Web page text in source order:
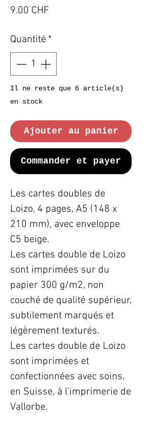
9.00 CHF
Quantité *
Il ne reste que 6 article(s)
en stock
Ajouter au panier
Commander et payer
Les cartes doubles de
Loizo, 4 pages, A5 (148 x
210 mm), avec enveloppe
C5 beige.
Les cartes double de Loizo
sont imprimées sur du
papier 300 g/m2, non
couché de qualité supérieur,
subtilement marqués et
légèrement texturés.
Les cartes double de Loizo
sont imprimées et
confectionnées avec soins,
en Suisse, à l’imprimerie de
Vallorbe.